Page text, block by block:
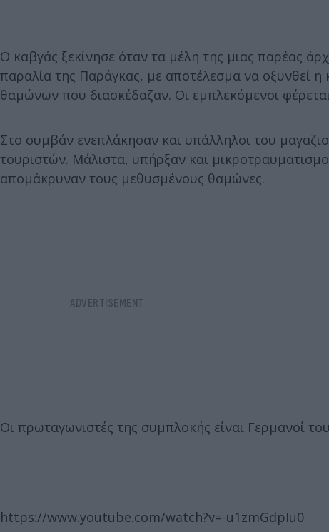
Ο καβγάς ξεκίνησε όταν τα μέλη της μιας παρέας
παραλία της Παράγκας, με αποτέλεσμα να οξυνθεί
θαμώνων που διασκέδαζαν. Οι εμπλεκόμενοι
Στο συμβάν ενεπλάκησαν και υπάλληλοι του
τουριστών. Μάλιστα, υπήρξαν και
απομάκρυναν τους μεθυσμένους θαμώνες.
Οι πρωταγωνιστές της συμπλοκής είναι Γερμανοί
https://www.youtube.com/watch?v=-u1zmGdpIu0